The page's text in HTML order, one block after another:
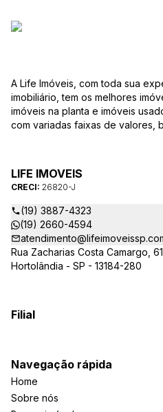
A Life Imóveis, com toda sua
imobiliário, tem os melhores
imóveis na planta e imóveis
com variadas faixas de valores,
as suas dúvidas sobre casas,
comerciais e outros produtos
LIFE IMOVEIS
CRECI: 26820-J
(19) 3887-4323
(19) 2660-4594
Rua Zacharias Costa Camargo,
Hortolândia - SP - 13184-280
Filial
Navegação rápida
Home
Sobre nós